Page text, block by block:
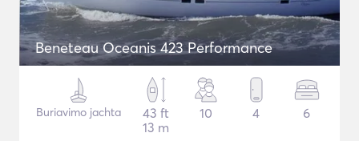
Beneteau Oceanis 423 Performance
Buriavimo jachta
43 ft
13 m
10 4 6